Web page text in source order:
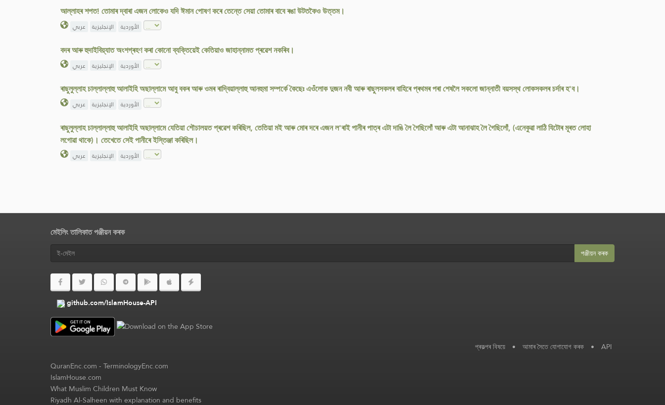
আল্লাহৰ শপত! তোমাৰ দ্বাৰা এজন লোকেও যদি ঈমান পোষণ কৰে তেন্তে সেয়া তোমাৰ বাবে ৰঙা উটতকৈও উত্তম।
عربي الإنجليزية الأوردية
বদৰ আৰু হুদাইবিয়্যাত অংশগ্ৰহণ কৰা কোনো ব্যক্তিয়েই কেতিয়াও জাহান্নামত প্ৰৱেশ নকৰিব।
عربي الإنجليزية الأوردية
ৰাছুলুল্লাহ চাল্লাল্লাহু আলাইহি অছাল্লামে আবু বকৰ আৰু ওমৰ ৰাদ্বিয়াল্লাহু আনহুমা সম্পৰ্কে কৈছেঃ এওঁলোক দুজন নবী আৰু ৰাছুলসকলৰ বাহিৰে প্ৰথমৰ পৰা শেষলৈ সকলো জান্নাতী বয়সস্থ লোকসকলৰ চৰ্দাৰ হ'ব।
عربي الإنجليزية الأوردية
ৰাছুলুল্লাহ চাল্লাল্লাহু আলাইহি অছাল্লামে যেতিয়া শৌচালয়ত প্ৰৱেশ কৰিছিল, তেতিয়া মই আৰু মোৰ দৰে এজন ল'ৰাই পানীৰ পাত্ৰ এটা দাঙি লৈ গৈছিলোঁ আৰু এটা আনাঝাহ লৈ গৈছিলোঁ, (এনেকুৱা লাঠি যিটোৰ মূৰত লোহা
লগোৱা থাকে)। তেখেতে সেই পানীৰে ইস্তিঞ্জা কৰিছিল।
عربي الإنجليزية الأوردية
মেইলিং তালিকাত পঞ্জীয়ন কৰক
পঞ্জীয়ন কৰক
github.com/IslamHouse-API
প্ৰকল্পৰ বিষয়ে • আমাৰ সৈতে যোগাযোগ কৰক • API
QuranEnc.com-TerminologyEnc.com
IslamHouse.com
What Muslim Children Must Know
Riyadh Al-Salheen with explanation and benefits